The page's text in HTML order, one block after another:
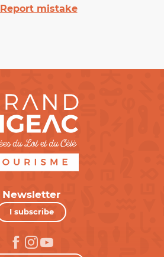
Report mistake
Newsletter
I subscribe